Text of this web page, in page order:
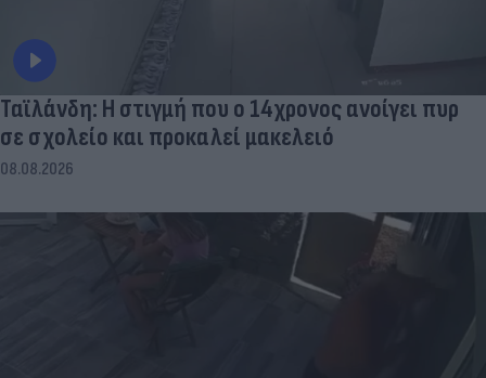
Ταϊλάνδη: Η στιγμή που ο 14χρονος ανοίγει πυρ
σε σχολείο και προκαλεί μακελειό
08.08.2026